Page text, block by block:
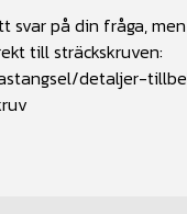
svar på din fråga,
till sträckskruven:
detaljer-